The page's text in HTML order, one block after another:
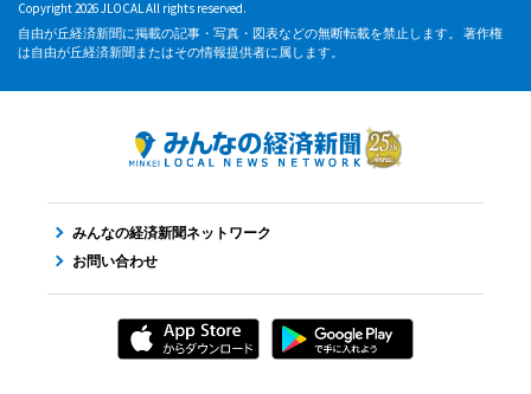
Copyright 2026 JLOCAL All rights reserved.
自由が丘経済新聞に掲載の記事・写真・図表などの無断転載を禁止します。 著作権
は自由が丘経済新聞またはその情報提供者に属します。
みんなの経済新聞ネットワーク
お問い合わせ